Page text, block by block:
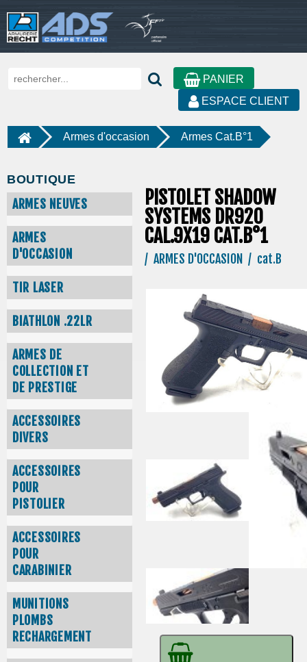
PANIER
ESPACE CLIENT
Armes d'occasion Armes Cat.B°1
BOUTIQUE
ARMES NEUVES
ARMES
D'OCCASION
TIR LASER
BIATHLON .22LR
ARMES DE
COLLECTION ET
DE PRESTIGE
ACCESSOIRES
DIVERS
ACCESSOIRES
POUR
PISTOLIER
ACCESSOIRES
POUR
CARABINIER
MUNITIONS
PLOMBS
RECHARGEMENT
PISTOLET SHADOW
SYSTEMS DR920
CAL.9X19 CAT.B°1
/ ARMES D'OCCASION / cat.B